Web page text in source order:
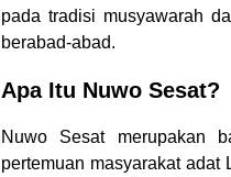
pada tradisi musyawarah
berabad-abad.
Apa Itu Nuwo Sesat?
Nuwo Sesat merupakan
pertemuan masyarakat adat